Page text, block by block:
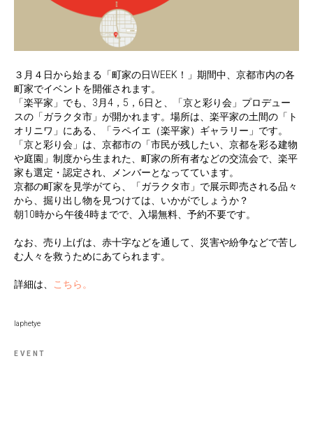
３月４日から始まる「町家の日WEEK！」期間中、京都市内の各
町家でイベントを開催されます。
「楽平家」でも、3月4，5，6日と、「京と彩り会」プロデュー
スの「ガラクタ市」が開かれます。場所は、楽平家の土間の「ト
オリニワ」にある、「ラペイエ（楽平家）ギャラリー」です。
「京と彩り会」は、京都市の「市民が残したい、京都を彩る建物
や庭園」制度から生まれた、町家の所有者などの交流会で、楽平
家も選定・認定され、メンバーとなってています。
京都の町家を見学がてら、「ガラクタ市」で展示即売される品々
から、掘り出し物を見つけては、いかがでしょうか？
朝10時から午後4時までで、入場無料、予約不要です。
なお、売り上げは、赤十字などを通して、災害や紛争などで苦し
む人々を救うためにあてられます。
詳細は、 こちら。
laphetye
EVENT